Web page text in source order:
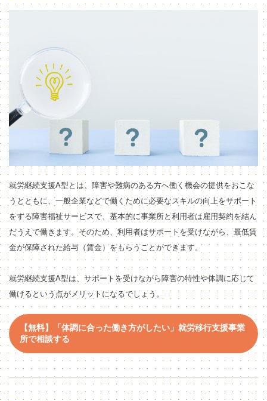
就労継続支援A型とは、障害や難病のある方へ働く機会の提供をおこな
うとともに、一般企業などで働くために必要なスキルの向上をサポート
をする障害福祉サービスで、基本的に事業所と利用者は雇用契約を結ん
だうえで働きます。そのため、利用者はサポートを受けながら、最低賃
金が保障された給与（賃金）をもらうことができます。
就労継続支援A型は、サポートを受けながら障害の特性や体調に応じて
働けるという点がメリットになるでしょう。
【無料】「体調に合った働き方がしたい」就労移行支援事業
所で相談する